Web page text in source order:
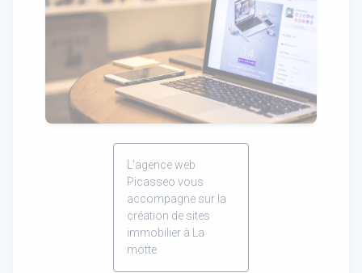
L'agence web
Picasseo vous
accompagne sur la
création de sites
immobilier à La
motte.